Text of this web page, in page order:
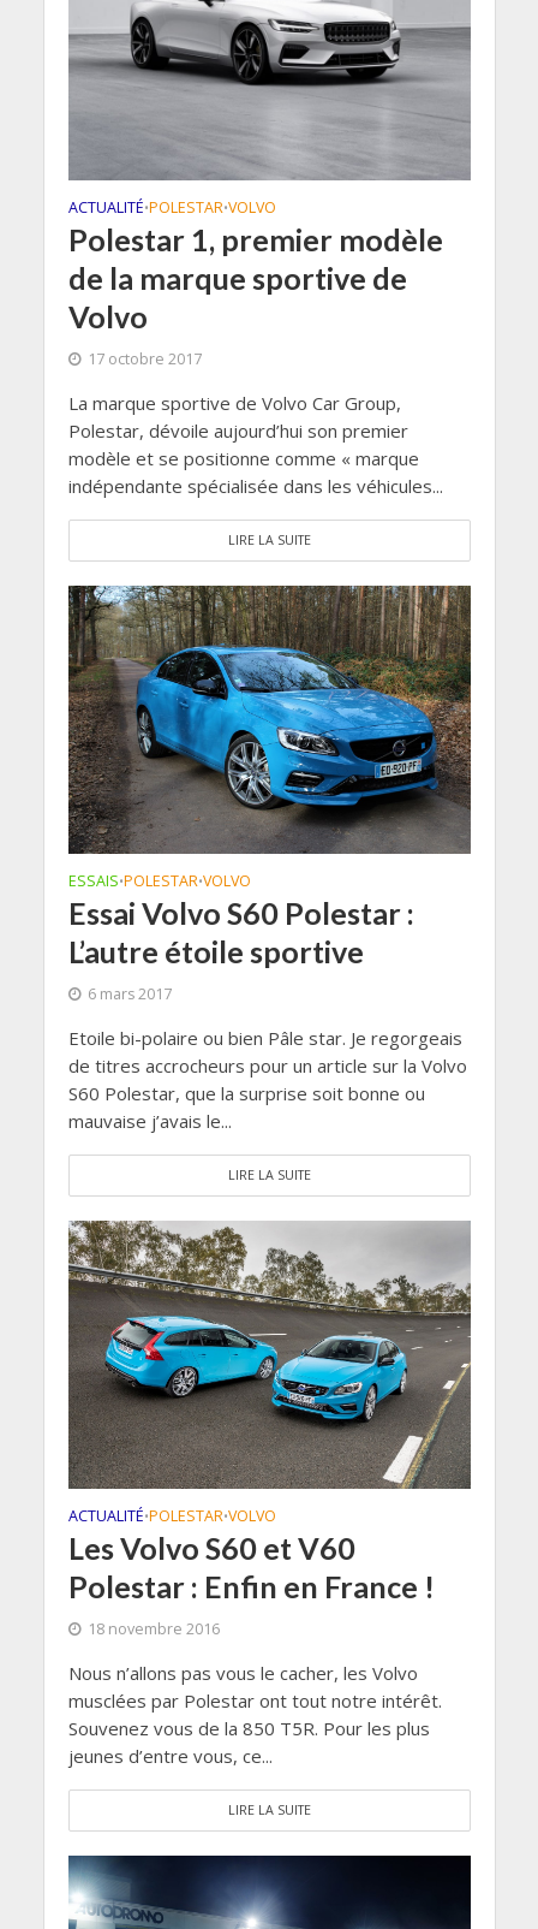
ACTUALITÉ•POLESTAR•VOLVO
Polestar 1, premier modèle
de la marque sportive de
Volvo
17 octobre 2017
La marque sportive de Volvo Car Group,
Polestar, dévoile aujourd’hui son premier
modèle et se positionne comme « marque
indépendante spécialisée dans les véhicules...
LIRE LA SUITE
ESSAIS•POLESTAR•VOLVO
Essai Volvo S60 Polestar :
L’autre étoile sportive
6 mars 2017
Etoile bi-polaire ou bien Pâle star. Je regorgeais
de titres accrocheurs pour un article sur la Volvo
S60 Polestar, que la surprise soit bonne ou
mauvaise j’avais le...
LIRE LA SUITE
ACTUALITÉ•POLESTAR•VOLVO
Les Volvo S60 et V60
Polestar : Enfin en France !
18 novembre 2016
Nous n’allons pas vous le cacher, les Volvo
musclées par Polestar ont tout notre intérêt.
Souvenez vous de la 850 T5R. Pour les plus
jeunes d’entre vous, ce...
LIRE LA SUITE